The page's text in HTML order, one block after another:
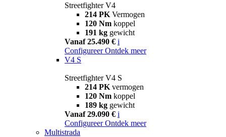
Streetfighter V4
214 PK Vermogen
120 Nm koppel
191 kg gewicht
Vanaf 25.490 € i
Configureer Ontdek meer
V4 S
Streetfighter V4 S
214 PK vermogen
120 Nm koppel
189 kg gewicht
Vanaf 29.090 € i
Configureer Ontdek meer
Multistrada